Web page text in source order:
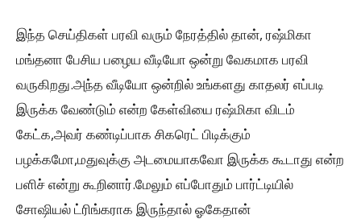
இந்த செய்திகள் பரவி வரும் நேரத்தில் தான், ரஷ்மிகா
மங்தனா பேசிய பழைய வீடியோ ஒன்று வேகமாக பரவி
வருகிறது.அந்த வீடியோ ஒன்றில் உங்களது காதலர் எப்படி
இருக்க வேண்டும் என்ற கேள்வியை ரஷ்மிகா விடம்
கேட்க,அவர் கண்டிப்பாக சிகரெட் பிடிக்கும்
பழக்கமோ,மதுவுக்கு அடமையாகவோ இருக்க கூடாது என்ற
பளிச் என்று கூறினார்.மேலும் எப்போதும் பார்ட்டியில்
சோஷியல் ட்ரிங்கராக இருந்தால் ஓகேதான்